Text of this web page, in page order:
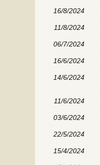
16/8/2024
11/8/2024
06/7/2024
16/6/2024
14/6/2024
11/6/2024
03/6/2024
22/5/2024
15/4/2024